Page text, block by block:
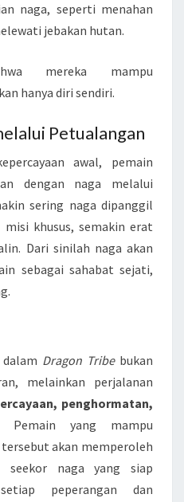
naga, seperti menahan
jebakan hutan.
mereka mampu
hanya diri sendiri.
Petualangan
awal, pemain
dengan naga melalui
sering naga dipanggil
khusus, semakin erat
Dari sinilah naga akan
sebagai sahabat sejati,
Dragon Tribebukan
melainkan perjalanan
penghormatan,
Pemain yang mampu
akan memperoleh
seekor naga yang siap
peperangan dan